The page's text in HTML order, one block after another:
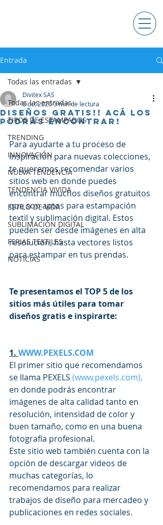
Entrada
Todas las entradas
TIPOS DE ESTAMPADOS
TRENDING
INNOVACIÓN
NUEVA TENDENCIA
TENDENCIA VIVIDA
ESTILO DE VIDA
SUBLIMACIÓN DIGITAL
FERIAS TEXTILES
NOTICIAS
Todas las entradas
Diseños Gratis!! Acá los
podrás encontrar!
Divitex SAS
8 oct 20203 min de lectura
Para ayudarte a tu proceso de
inspiración para nuevas colecciones,
te queremos recomendar varios
sitios web en donde puedes
encontrar muchos diseños gratuitos
que son aptos para estampación
textil y sublimación digital. Estos
pueden ser desde imágenes en alta
resolución, hasta vectores listos
para estampar en tus prendas.
Te presentamos el TOP 5 de los
sitios más útiles para tomar
diseños gratis e inspirarte:
1. WWW.PEXELS.COM
El primer sitio que recomendamos
se llama PEXELS (www.pexels.com),
en donde podrás encontrar
imágenes de alta calidad tanto en
resolución, intensidad de color y
buen tamaño, como en una buena
fotografía profesional.
Este sitio web también cuenta con la
opción de descargar videos de
muchas categorías, lo
recomendamos para realizar
trabajos de diseño para mercadeo y
publicaciones en redes sociales.